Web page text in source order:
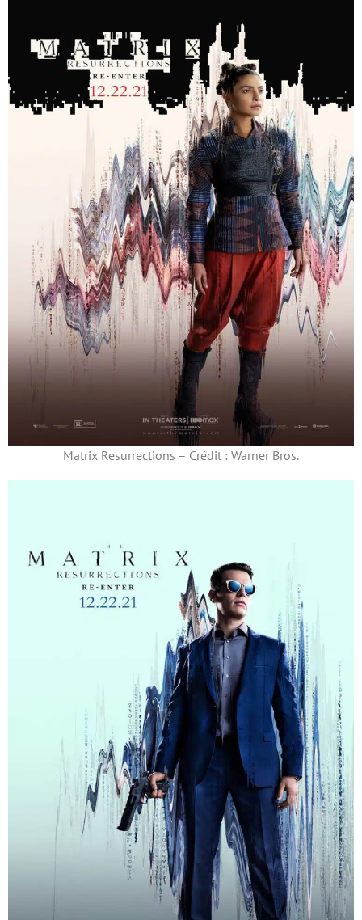
Matrix Resurrections – Crédit : Warner Bros.